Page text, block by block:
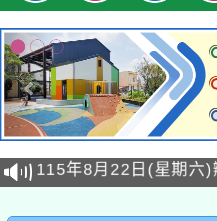
轉知經濟部水利署委託
業技術研究院辦理「
用水績優單位及節水達
115年8月22日(星期六
桃園市孔廟祈福系列
開 智慧啟航」
2026年桃園地景藝術